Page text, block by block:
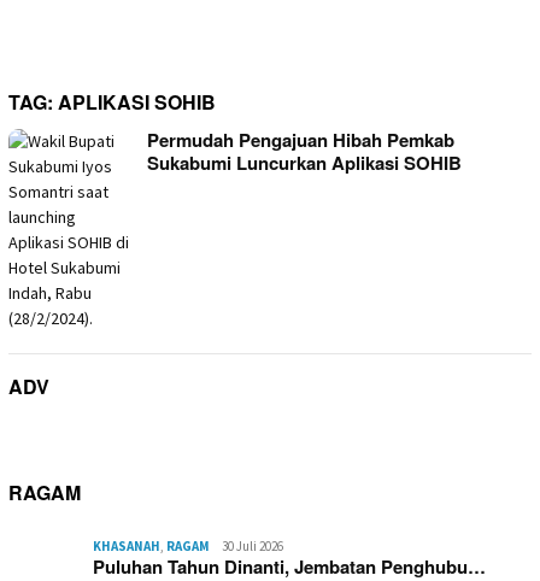
TAG: APLIKASI SOHIB
Permudah Pengajuan Hibah Pemkab
Sukabumi Luncurkan Aplikasi SOHIB
ADV
RAGAM
KHASANAH, RAGAM 30 Juli 2026
Puluhan Tahun Dinanti, Jembatan Penghubu…